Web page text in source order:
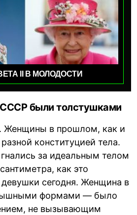
II В МОЛОДОСТИ
были толстушками
Женщины в прошлом, как и
конституцией тела.
гнались за идеальным телом
как это
сегодня. Женщина в
формами — было
не вызывающим